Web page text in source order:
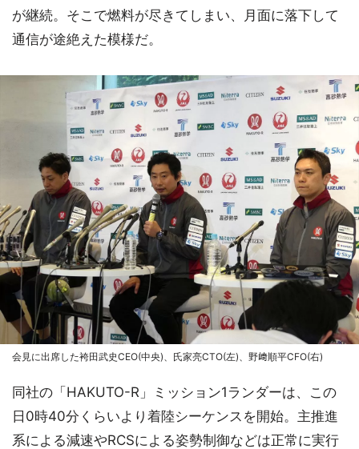
が継続。そこで燃料が尽きてしまい、月面に落下して
通信が途絶えた模様だ。
会見に出席した袴田武史CEO(中央)、氏家亮CTO(左)、野﨑順平CFO(右)
同社の「HAKUTO-R」ミッション1ランダーは、この
日0時40分くらいより着陸シーケンスを開始。主推進
系による減速やRCSによる姿勢制御などは正常に実行